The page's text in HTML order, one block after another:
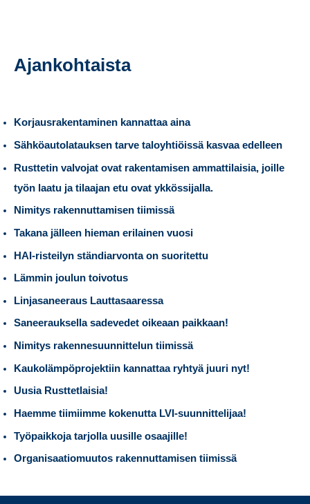
Ajankohtaista
Korjausrakentaminen kannattaa aina
Sähköautolatauksen tarve taloyhtiöissä kasvaa edelleen
Rusttetin valvojat ovat rakentamisen ammattilaisia, joille
työn laatu ja tilaajan etu ovat ykkössijalla.
Nimitys rakennuttamisen tiimissä
Takana jälleen hieman erilainen vuosi
HAI-risteilyn ständiarvonta on suoritettu
Lämmin joulun toivotus
Linjasaneeraus Lauttasaaressa
Saneerauksella sadevedet oikeaan paikkaan!
Nimitys rakennesuunnittelun tiimissä
Kaukolämpöprojektiin kannattaa ryhtyä juuri nyt!
Uusia Rusttetlaisia!
Haemme tiimiimme kokenutta LVI-suunnittelijaa!
Työpaikkoja tarjolla uusille osaajille!
Organisaatiomuutos rakennuttamisen tiimissä